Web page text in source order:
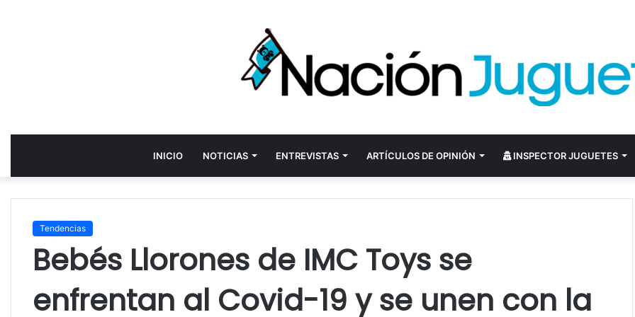
INICIO NOTICIAS ENTREVISTAS ARTÍCULOS DE OPINIÓN INSPECTOR JUGUETES
Tendencias
Bebés Llorones de IMC Toys se
enfrentan al Covid-19 y se unen con la